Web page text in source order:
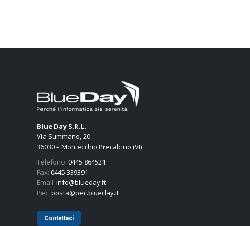
Blue Day S.R.L.
Via Summano, 20
36030 – Montecchio Precalcino (VI)
Telefono: 0445 864521
Fax: 0445 339391
Email: info@blueday.it
Pec: posta@pec.blueday.it
Contattaci